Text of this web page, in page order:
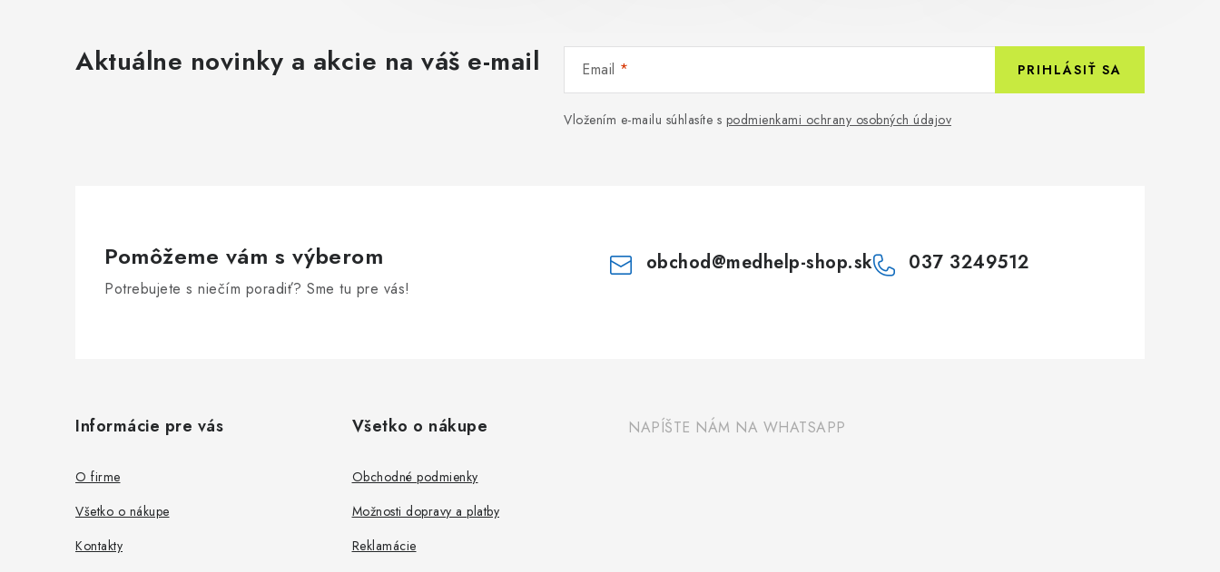
Aktuálne novinky a akcie na váš e-mail Email
Vložením e-mailu súhlasíte s podmienkami ochrany osobných údajov
PRIHLÁSIŤ SA
Pomôžeme vám s výberom
Potrebujete s niečím poradiť? Sme tu pre vás!
obchod@medhelp-shop.sk 037 3249512
Informácie pre vás
O firme
Všetko o nákupe
Kontakty
Všetko o nákupe
Obchodné podmienky
Možnosti dopravy a platby
Reklamácie
NAPÍŠTE NÁM NA WHATSAPP